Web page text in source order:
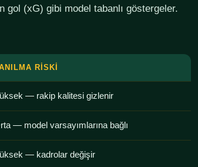
(xG) gibi model tabanlı göstergeler.
RISKI
— rakip kalitesi gizlenir
— model varsayımlarına bağlı
— kadrolar değişir